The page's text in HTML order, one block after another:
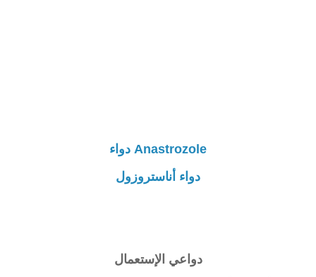
Anastrozole دواء
دواء أناستروزول
دواعي الإستعمال